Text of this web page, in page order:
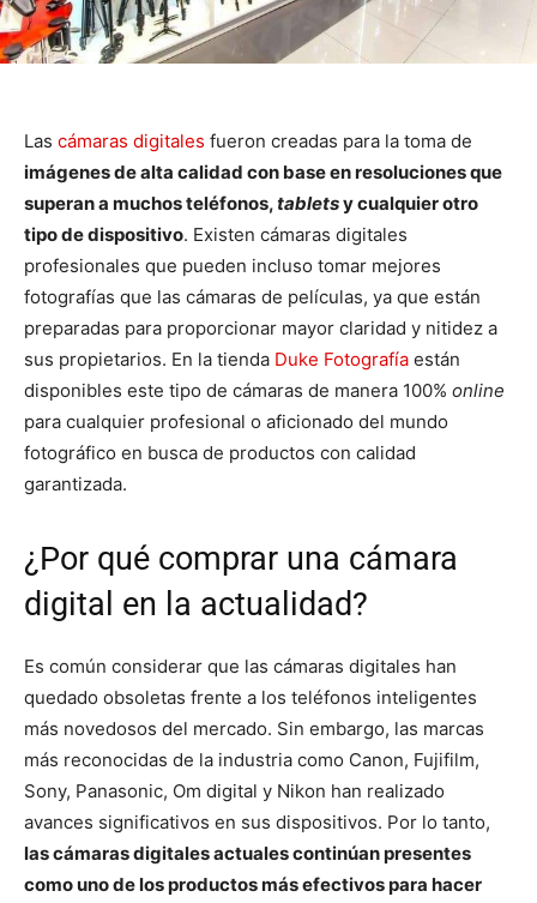
Las cámaras digitales fueron creadas para la toma de
imágenes de alta calidad con base en resoluciones que
superan a muchos teléfonos,tabletsy cualquier otro
tipo de dispositivo. Existen cámaras digitales
profesionales que pueden incluso tomar mejores
fotografías que las cámaras de películas, ya que están
preparadas para proporcionar mayor claridad y nitidez a
sus propietarios. En la tienda Duke Fotografía están
disponibles este tipo de cámaras de manera 100% online
para cualquier profesional o aficionado del mundo
fotográfico en busca de productos con calidad
garantizada.
¿Por qué comprar una cámara
digital en la actualidad?
Es común considerar que las cámaras digitales han
quedado obsoletas frente a los teléfonos inteligentes
más novedosos del mercado. Sin embargo, las marcas
más reconocidas de la industria como Canon, Fujifilm,
Sony, Panasonic, Om digital y Nikon han realizado
avances significativos en sus dispositivos. Por lo tanto,
las cámaras digitales actuales continúan presentes
como uno de los productos más efectivos para hacer